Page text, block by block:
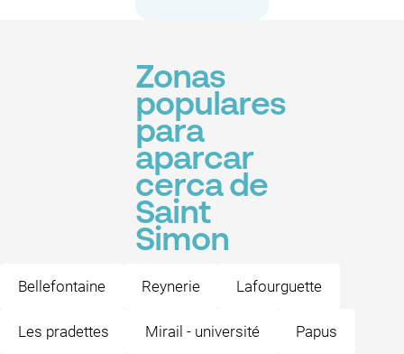
Zonas
populares
para
aparcar
cerca de
Saint
Simon
Bellefontaine Reynerie Lafourguette
Les pradettes Mirail - université Papus